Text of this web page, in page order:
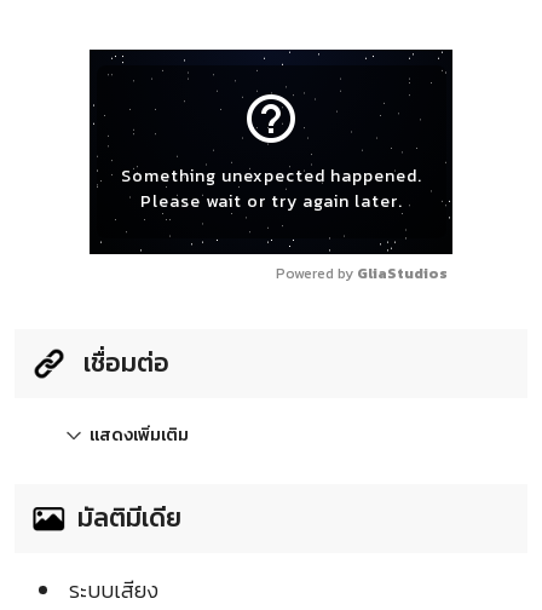
help_outline
Something unexpected happened.
Please wait or try again later.
Powered by GliaStudios
เชื่อมต่อ
แสดงเพิ่มเติม
มัลติมีเดีย
ระบบเสียง